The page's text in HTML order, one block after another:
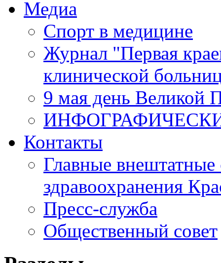
Медиа
Спорт в медицине
Журнал "Первая
клинической
9 мая день Великой
Контакты
Главные внештатные
здравоохранения
Пресс-служба
Общественный совет